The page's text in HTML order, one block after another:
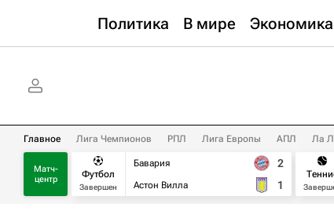
Политика В мире Экономика
Главное Лига Чемпионов РПЛ Лига Европы АПЛ Ла
Матч-
центр
Футбол
Завершен
Бавария
Астон Вилла
2
1